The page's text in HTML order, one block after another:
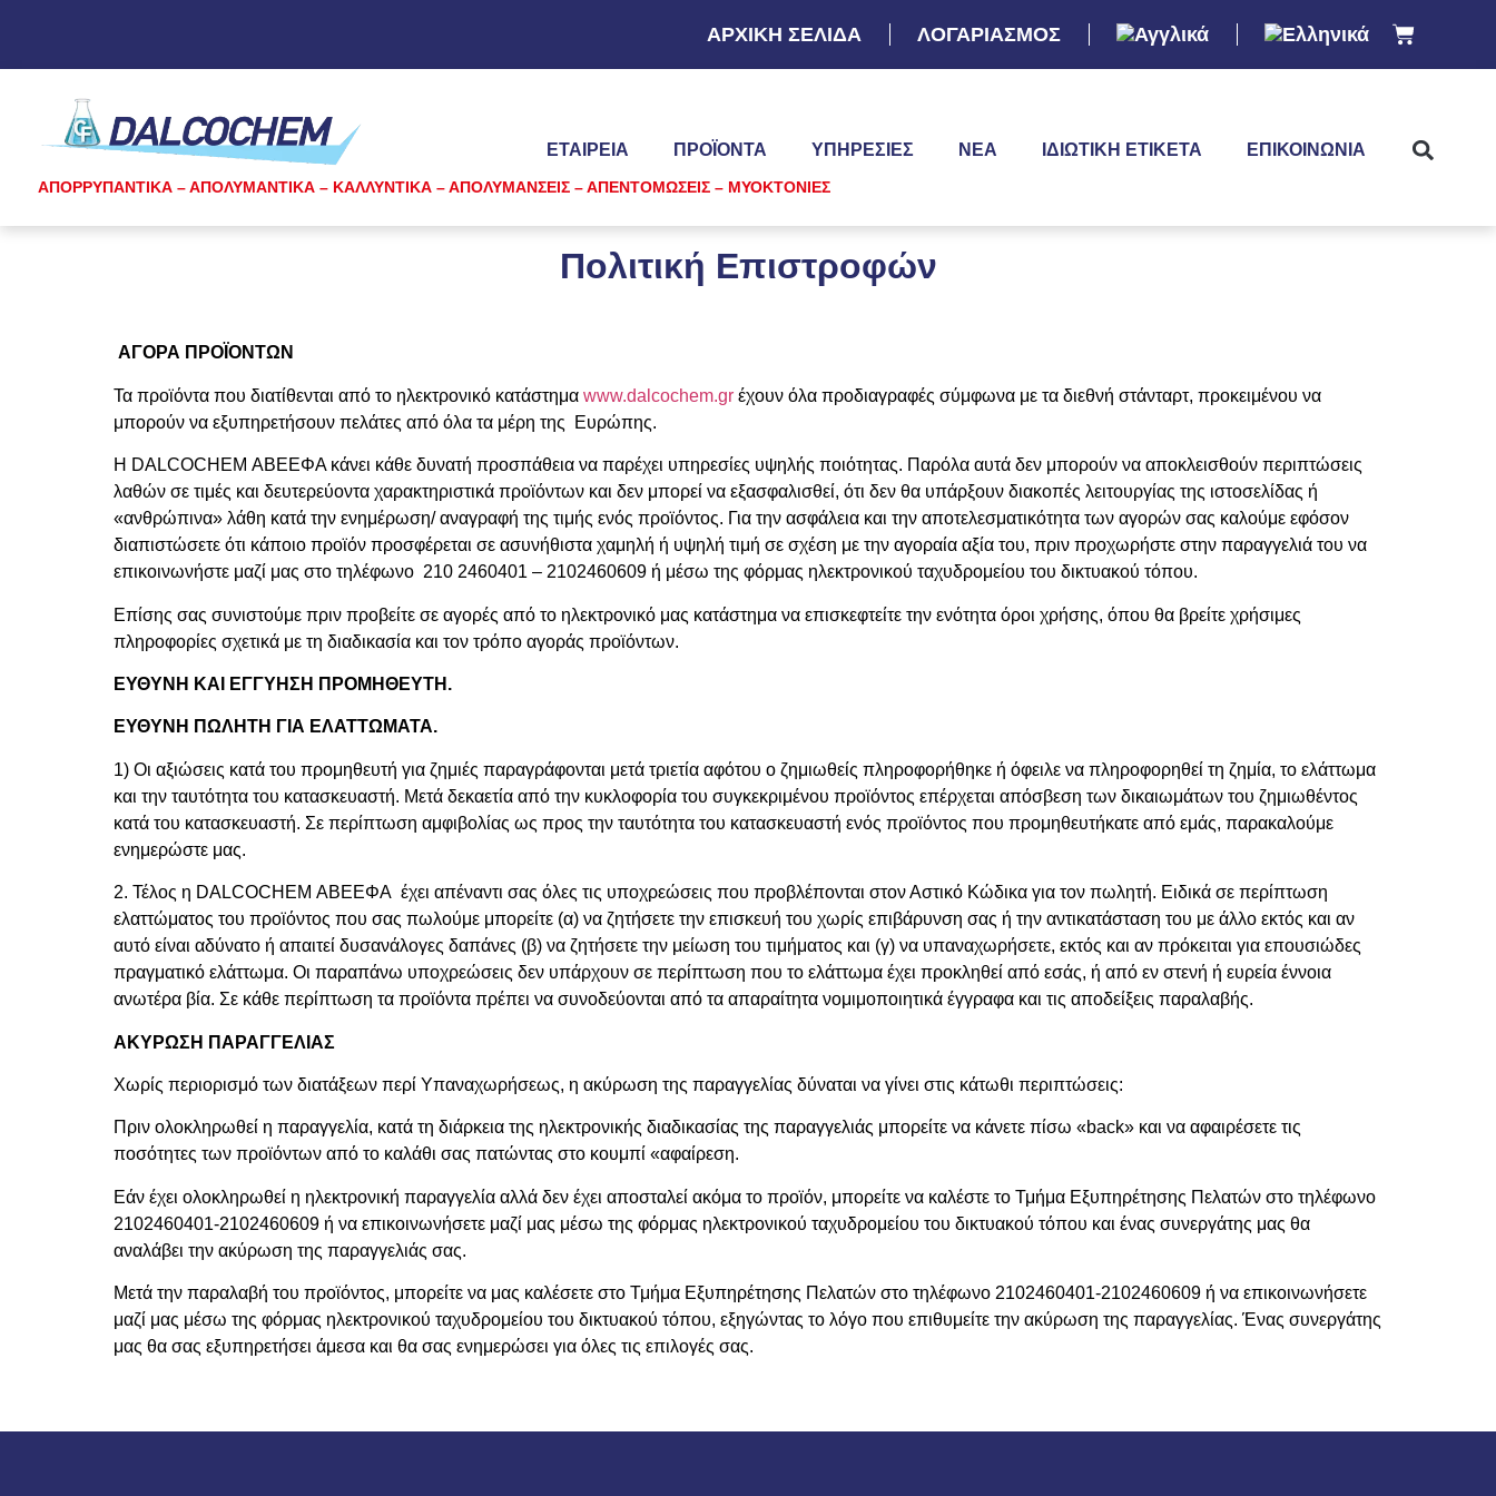
ΑΡΧΙΚΗ ΣΕΛΙΔΑ ΛΟΓΑΡΙΑΣΜΟΣ
ΕΤΑΙΡΕΙΑ ΠΡΟΪΌΝΤΑ ΥΠΗΡΕΣΊΕΣ ΝΈΑ ΙΔΙΩΤΙΚΉ ΕΤΙΚΈΤΑ ΕΠΙΚΟΙΝΩΝΊΑ
ΑΠΟΡΡΥΠΑΝΤΙΚΑ – ΑΠΟΛΥΜΑΝΤΙΚΑ – ΚΑΛΛΥΝΤΙΚΑ – ΑΠΟΛΥΜΑΝΣΕΙΣ – ΑΠΕΝΤΟΜΩΣΕΙΣ – ΜΥΟΚΤΟΝΙΕΣ
Πολιτική Eπιστροφών
ΑΓΟΡΑ ΠΡΟΪΟΝΤΩΝ
Τα προϊόντα που διατίθενται από το ηλεκτρονικό κατάστημα www.dalcochem.gr έχουν όλα προδιαγραφές σύμφωνα με τα διεθνή στάνταρτ, προκειμένου να
μπορούν να εξυπηρετήσουν πελάτες από όλα τα μέρη της Ευρώπης.
Η DALCOCHEM ΑΒΕΕΦΑ κάνει κάθε δυνατή προσπάθεια να παρέχει υπηρεσίες υψηλής ποιότητας. Παρόλα αυτά δεν μπορούν να αποκλεισθούν περιπτώσεις
λαθών σε τιμές και δευτερεύοντα χαρακτηριστικά προϊόντων και δεν μπορεί να εξασφαλισθεί, ότι δεν θα υπάρξουν διακοπές λειτουργίας της ιστοσελίδας ή
«ανθρώπινα» λάθη κατά την ενημέρωση/ αναγραφή της τιμής ενός προϊόντος. Για την ασφάλεια και την αποτελεσματικότητα των αγορών σας καλούμε εφόσον
διαπιστώσετε ότι κάποιο προϊόν προσφέρεται σε ασυνήθιστα χαμηλή ή υψηλή τιμή σε σχέση με την αγοραία αξία του, πριν προχωρήστε στην παραγγελιά του να
επικοινωνήστε μαζί μας στο τηλέφωνο 210 2460401 – 2102460609 ή μέσω της φόρμας ηλεκτρονικού ταχυδρομείου του δικτυακού τόπου.
Επίσης σας συνιστούμε πριν προβείτε σε αγορές από το ηλεκτρονικό μας κατάστημα να επισκεφτείτε την ενότητα όροι χρήσης, όπου θα βρείτε χρήσιμες
πληροφορίες σχετικά με τη διαδικασία και τον τρόπο αγοράς προϊόντων.
ΕΥΘΥΝΗ ΚΑΙ ΕΓΓΥΗΣΗ ΠΡΟΜΗΘΕΥΤΗ.
ΕΥΘΥΝΗ ΠΩΛΗΤΗ ΓΙΑ ΕΛΑΤΤΩΜΑΤΑ.
1) Οι αξιώσεις κατά του προμηθευτή για ζημιές παραγράφονται μετά τριετία αφότου ο ζημιωθείς πληροφορήθηκε ή όφειλε να πληροφορηθεί τη ζημία, το ελάττωμα
και την ταυτότητα του κατασκευαστή. Μετά δεκαετία από την κυκλοφορία του συγκεκριμένου προϊόντος επέρχεται απόσβεση των δικαιωμάτων του ζημιωθέντος
κατά του κατασκευαστή. Σε περίπτωση αμφιβολίας ως προς την ταυτότητα του κατασκευαστή ενός προϊόντος που προμηθευτήκατε από εμάς, παρακαλούμε
ενημερώστε μας.
2. Τέλος η DALCOCHEM ΑΒΕΕΦΑ έχει απέναντι σας όλες τις υποχρεώσεις που προβλέπονται στον Αστικό Κώδικα για τον πωλητή. Ειδικά σε περίπτωση
ελαττώματος του προϊόντος που σας πωλούμε μπορείτε (α) να ζητήσετε την επισκευή του χωρίς επιβάρυνση σας ή την αντικατάσταση του με άλλο εκτός και αν
αυτό είναι αδύνατο ή απαιτεί δυσανάλογες δαπάνες (β) να ζητήσετε την μείωση του τιμήματος και (γ) να υπαναχωρήσετε, εκτός και αν πρόκειται για επουσιώδες
πραγματικό ελάττωμα. Οι παραπάνω υποχρεώσεις δεν υπάρχουν σε περίπτωση που το ελάττωμα έχει προκληθεί από εσάς, ή από εν στενή ή ευρεία έννοια
ανωτέρα βία. Σε κάθε περίπτωση τα προϊόντα πρέπει να συνοδεύονται από τα απαραίτητα νομιμοποιητικά έγγραφα και τις αποδείξεις παραλαβής.
ΑΚΥΡΩΣΗ ΠΑΡΑΓΓΕΛΙΑΣ
Χωρίς περιορισμό των διατάξεων περί Υπαναχωρήσεως, η ακύρωση της παραγγελίας δύναται να γίνει στις κάτωθι περιπτώσεις:
Πριν ολοκληρωθεί η παραγγελία, κατά τη διάρκεια της ηλεκτρονικής διαδικασίας της παραγγελιάς μπορείτε να κάνετε πίσω «back» και να αφαιρέσετε τις
ποσότητες των προϊόντων από το καλάθι σας πατώντας στο κουμπί «αφαίρεση.
Εάν έχει ολοκληρωθεί η ηλεκτρονική παραγγελία αλλά δεν έχει αποσταλεί ακόμα το προϊόν, μπορείτε να καλέστε το Τμήμα Εξυπηρέτησης Πελατών στο τηλέφωνο
2102460401-2102460609 ή να επικοινωνήσετε μαζί μας μέσω της φόρμας ηλεκτρονικού ταχυδρομείου του δικτυακού τόπου και ένας συνεργάτης μας θα
αναλάβει την ακύρωση της παραγγελιάς σας.
Μετά την παραλαβή του προϊόντος, μπορείτε να μας καλέσετε στο Τμήμα Εξυπηρέτησης Πελατών στο τηλέφωνο 2102460401-2102460609 ή να επικοινωνήσετε
μαζί μας μέσω της φόρμας ηλεκτρονικού ταχυδρομείου του δικτυακού τόπου, εξηγώντας το λόγο που επιθυμείτε την ακύρωση της παραγγελίας. Ένας συνεργάτης
μας θα σας εξυπηρετήσει άμεσα και θα σας ενημερώσει για όλες τις επιλογές σας.